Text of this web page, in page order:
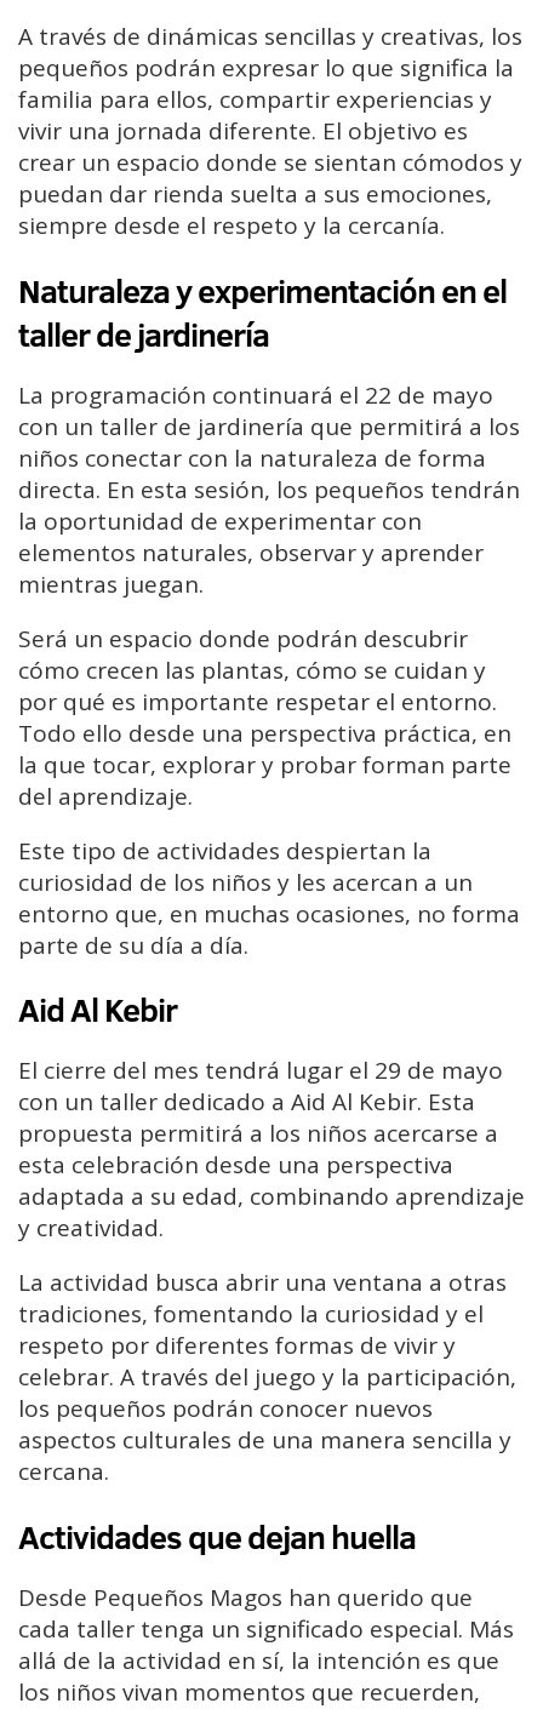
A través de dinámicas sencillas y creativas, los
pequeños podrán expresar lo que significa la
familia para ellos, compartir experiencias y
vivir una jornada diferente. El objetivo es
crear un espacio donde se sientan cómodos y
puedan dar rienda suelta a sus emociones,
siempre desde el respeto y la cercanía.
Naturaleza y experimentación en el
taller de jardinería
La programación continuará el 22 de mayo
con un taller de jardinería que permitirá a los
niños conectar con la naturaleza de forma
directa. En esta sesión, los pequeños tendrán
la oportunidad de experimentar con
elementos naturales, observar y aprender
mientras juegan.
Será un espacio donde podrán descubrir
cómo crecen las plantas, cómo se cuidan y
por qué es importante respetar el entorno.
Todo ello desde una perspectiva práctica, en
la que tocar, explorar y probar forman parte
del aprendizaje.
Este tipo de actividades despiertan la
curiosidad de los niños y les acercan a un
entorno que, en muchas ocasiones, no forma
parte de su día a día.
Aid Al Kebir
El cierre del mes tendrá lugar el 29 de mayo
con un taller dedicado a Aid Al Kebir. Esta
propuesta permitirá a los niños acercarse a
esta celebración desde una perspectiva
adaptada a su edad, combinando aprendizaje
y creatividad.
La actividad busca abrir una ventana a otras
tradiciones, fomentando la curiosidad y el
respeto por diferentes formas de vivir y
celebrar. A través del juego y la participación,
los pequeños podrán conocer nuevos
aspectos culturales de una manera sencilla y
cercana.
Actividades que dejan huella
Desde Pequeños Magos han querido que
cada taller tenga un significado especial. Más
allá de la actividad en sí, la intención es que
los niños vivan momentos que recuerden,